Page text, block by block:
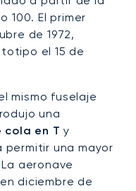
100. El primer
de 1972,
el 15 de
mismo fuselaje
una
cola en T y
una mayor
aeronave
diciembre de